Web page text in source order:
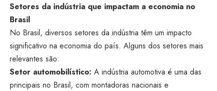
Setores da indústria que impactam a economia no
Brasil
No Brasil, diversos setores da indústria têm um impacto
significativo na economia do país. Alguns dos setores mais
relevantes são:
Setor automobilístico: A indústria automotiva é uma das
principais no Brasil, com montadoras nacionais e